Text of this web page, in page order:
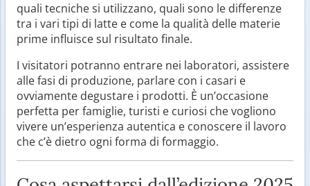
quali tecniche si utilizzano, quali sono le differenze
tra i vari tipi di latte e come la qualità delle materie
prime influisce sul risultato finale.
I visitatori potranno entrare nei laboratori, assistere
alle fasi di produzione, parlare con i casari e
ovviamente degustare i prodotti. È un’occasione
perfetta per famiglie, turisti e curiosi che vogliono
vivere un’esperienza autentica e conoscere il lavoro
che c’è dietro ogni forma di formaggio.